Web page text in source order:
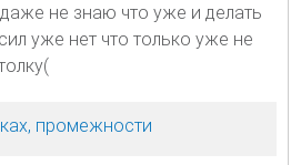
не знаю что уже и делать
уже нет что только уже не
промежности